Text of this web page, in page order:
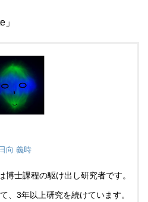
日向 義時
士課程の駆け出し研究者です。
、3年以上研究を続けています。